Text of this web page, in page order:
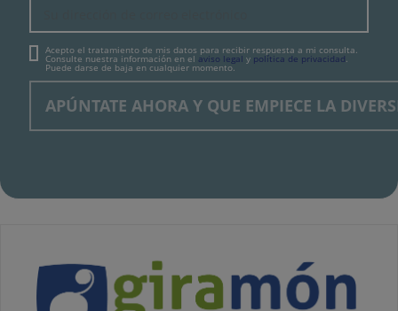
Acepto el tratamiento de mis datos para recibir respuesta a mi consulta.
Consulte nuestra información en el aviso legal y política de privacidad.
Puede darse de baja en cualquier momento.